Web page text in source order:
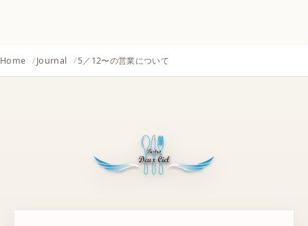
Home Journal 5／12〜の営業について